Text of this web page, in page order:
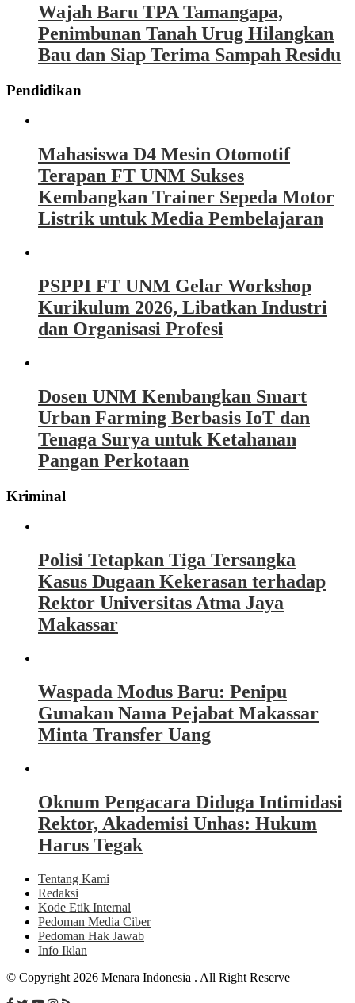
Wajah Baru TPA Tamangapa,
Penimbunan Tanah Urug Hilangkan
Bau dan Siap Terima Sampah Residu
Pendidikan
Mahasiswa D4 Mesin Otomotif
Terapan FT UNM Sukses
Kembangkan Trainer Sepeda Motor
Listrik untuk Media Pembelajaran
PSPPI FT UNM Gelar Workshop
Kurikulum 2026, Libatkan Industri
dan Organisasi Profesi
Dosen UNM Kembangkan Smart
Urban Farming Berbasis IoT dan
Tenaga Surya untuk Ketahanan
Pangan Perkotaan
Kriminal
Polisi Tetapkan Tiga Tersangka
Kasus Dugaan Kekerasan terhadap
Rektor Universitas Atma Jaya
Makassar
Waspada Modus Baru: Penipu
Gunakan Nama Pejabat Makassar
Minta Transfer Uang
Oknum Pengacara Diduga Intimidasi
Rektor, Akademisi Unhas: Hukum
Harus Tegak
Tentang Kami
Redaksi
Kode Etik Internal
Pedoman Media Ciber
Pedoman Hak Jawab
Info Iklan
© Copyright 2026 Menara Indonesia . All Right Reserve